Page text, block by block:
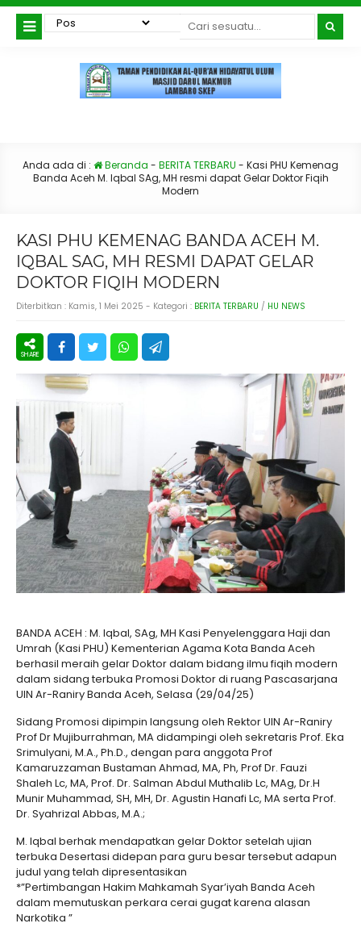
Anda ada di : Beranda - BERITA TERBARU - Kasi PHU Kemenag
Banda Aceh M. Iqbal SAg, MH resmi dapat Gelar Doktor Fiqih
Modern
KASI PHU KEMENAG BANDA ACEH M.
IQBAL SAG, MH RESMI DAPAT GELAR
DOKTOR FIQIH MODERN
Diterbitkan : Kamis, 1 Mei 2025 - Kategori : BERITA TERBARU / HU NEWS
BANDA ACEH : M. Iqbal, SAg, MH Kasi Penyelenggara Haji dan
Umrah (Kasi PHU) Kementerian Agama Kota Banda Aceh
berhasil meraih gelar Doktor dalam bidang ilmu fiqih modern
dalam sidang terbuka Promosi Doktor di ruang Pascasarjana
UIN Ar-Raniry Banda Aceh, Selasa (29/04/25)
Sidang Promosi dipimpin langsung oleh Rektor UIN Ar-Raniry
Prof Dr Mujiburrahman, MA didampingi oleh sekretaris Prof. Eka
Srimulyani, M.A., Ph.D., dengan para anggota Prof
Kamaruzzaman Bustaman Ahmad, MA, Ph, Prof Dr. Fauzi
Shaleh Lc, MA, Prof. Dr. Salman Abdul Muthalib Lc, MAg, Dr.H
Munir Muhammad, SH, MH, Dr. Agustin Hanafi Lc, MA serta Prof.
Dr. Syahrizal Abbas, M.A.;
M. Iqbal berhak mendapatkan gelar Doktor setelah ujian
terbuka Desertasi didepan para guru besar tersebut adapun
judul yang telah dipresentasikan
*”Pertimbangan Hakim Mahkamah Syar’iyah Banda Aceh
dalam memutuskan perkara cerai gugat karena alasan
Narkotika ”